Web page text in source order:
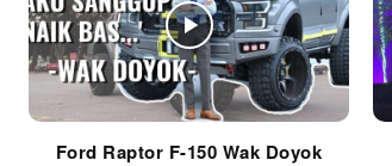
Ford Raptor F-150 Wak Doyok